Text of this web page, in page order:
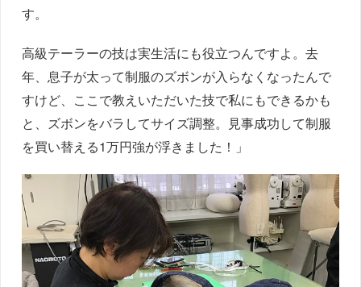
す。
高級テーラーの技は実生活にも役立つんですよ。去
年、息子が太って制服のズボンが入らなくなったんで
すけど、ここで教えいただいた技で私にもできるかも
と、ズボンをバラしてサイズ調整。見事成功して制服
を買い替える1万円強が浮きました！」